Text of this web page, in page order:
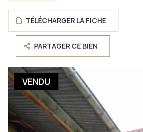
TÉLÉCHARGER LA FICHE
PARTAGER CE BIEN
VENDU